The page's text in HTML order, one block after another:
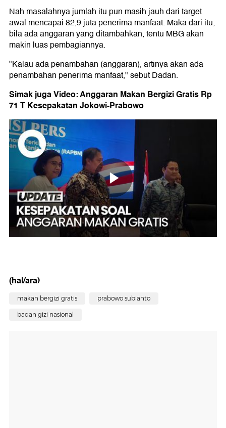
Nah masalahnya jumlah itu pun masih jauh dari target
awal mencapai 82,9 juta penerima manfaat. Maka dari itu,
bila ada anggaran yang ditambahkan, tentu MBG akan
makin luas pembagiannya.
"Kalau ada penambahan (anggaran), artinya akan ada
penambahan penerima manfaat," sebut Dadan.
Simak juga Video: Anggaran Makan Bergizi Gratis Rp
71 T Kesepakatan Jokowi-Prabowo
(hal/ara)
makan bergizi gratis prabowo subianto
badan gizi nasional